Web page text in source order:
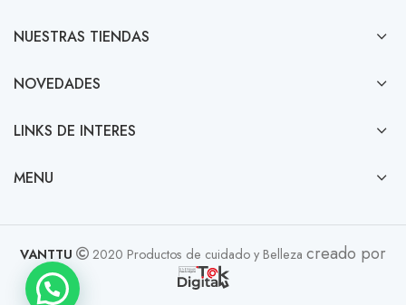
NUESTRAS TIENDAS
NOVEDADES
LINKS DE INTERES
MENU
VANTTU 2020 Productos de cuidado y Belleza creado por